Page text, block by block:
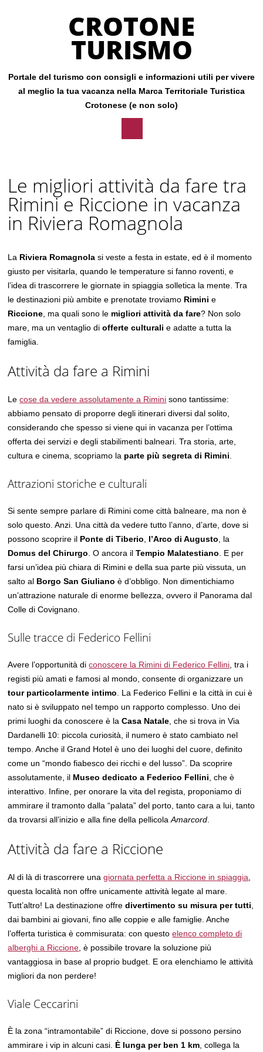
CROTONE
TURISMO
Portale del turismo con consigli e informazioni utili per vivere
al meglio la tua vacanza nella Marca Territoriale Turistica
Crotonese (e non solo)
content
Le migliori attività da fare tra
Rimini e Riccione in vacanza
in Riviera Romagnola
La Riviera Romagnola si veste a festa in estate, ed è il momento
giusto per visitarla, quando le temperature si fanno roventi, e
l’idea di trascorrere le giornate in spiaggia solletica la mente. Tra
le destinazioni più ambite e prenotate troviamo Rimini e
Riccione , ma quali sono le migliori attività da fare? Non solo
mare, ma un ventaglio diofferte culturali e adatte a tutta la
famiglia.
Attività da fare a Rimini
Lecose da vedere assolutamente a Rimini sono tantissime:
abbiamo pensato di proporre degli itinerari diversi dal solito,
considerando che spesso si viene qui in vacanza per l’ottima
offerta dei servizi e degli stabilimenti balneari. Tra storia, arte,
cultura e cinema, scopriamo la parte più segreta di Rimini
Attrazioni storiche e culturali
Si sente sempre parlare di Rimini come città balneare, ma non è
solo questo. Anzi. Una città da vedere tutto l’anno, d’arte, dove si
possono scoprire il Ponte di Tiberio l’Arco di Augusto , la
Domus del Chirurgo . O ancora ilTempio Malatestiano . E per
farsi un’idea più chiara di Rimini e della sua parte più vissuta, un
salto al Borgo San Giuliano è d’obbligo. Non dimentichiamo
un’attrazione naturale di enorme bellezza, ovvero il Panorama dal
Colle di Covignano.
Sulle tracce di Federico Fellini
Avere l’opportunità diconoscere la Rimini di Federico Fellini , tra i
registi più amati e famosi al mondo, consente di organizzare un
tour particolarmente intimo . La Federico Fellini e la città in cui è
nato si è sviluppato nel tempo un rapporto complesso. Uno dei
primi luoghi da conoscere è laCasa Natale , che si trova in Via
Dardanelli 10: piccola curiosità, il numero è stato cambiato nel
tempo. Anche il Grand Hotel è uno dei luoghi del cuore, definito
come un “mondo fiabesco dei ricchi e del lusso”. Da scoprire
assolutamente, il Museo dedicato a Federico Fellini , che è
interattivo. Infine, per onorare la vita del regista, proponiamo di
ammirare il tramonto dalla “palata” del porto, tanto cara a lui, tanto
da trovarsi all’inizio e alla fine della pellicolaAmarcord
Attività da fare a Riccione
Al di là di trascorrere unagiornata perfetta a Riccione in spiaggia
questa località non offre unicamente attività legate al mare.
Tutt’altro! La destinazione offredivertimento su misura per tutti
dai bambini ai giovani, fino alle coppie e alle famiglie. Anche
l’offerta turistica è commisurata: con questoelenco completo di
alberghi a Riccione , è possibile trovare la soluzione più
vantaggiosa in base al proprio budget. E ora elenchiamo le attività
migliori da non perdere!
Viale Ceccarini
È la zona “intramontabile” di Riccione, dove si possono persino
ammirare i vip in alcuni casi. È lunga per ben 1 km , collega la